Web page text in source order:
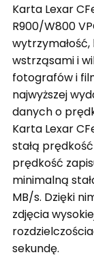
Karta Lexar
R900/W800
wstrząsami i
fotografów i
najwyższej
danych o
Karta Lexar
stałą
prędkość
minimalną
MB/s. Dzięki
zdjęcia
sekundę.